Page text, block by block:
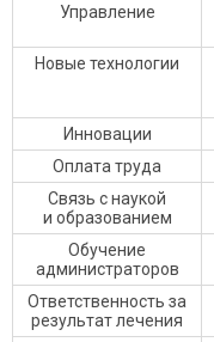
Управление
Новые технологии
Инновации
Оплата труда
Связь с наукой
и образованием
Обучение
администраторов
Ответственность за
результат лечения